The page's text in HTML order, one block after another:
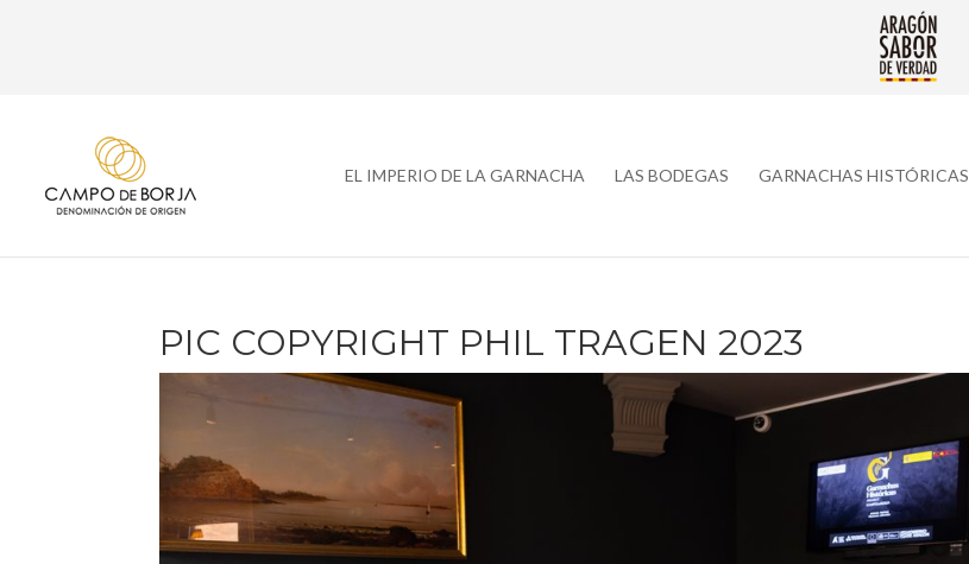
EL IMPERIO DE LA GARNACHA LAS BODEGAS GARNACHAS HISTÓRICAS
PIC COPYRIGHT PHIL TRAGEN 2023